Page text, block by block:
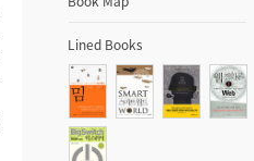
Lined Books